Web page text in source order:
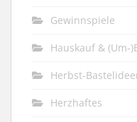
Gewinnspiele
Hauskauf & (Um-
Herbst-
Herzhaftes